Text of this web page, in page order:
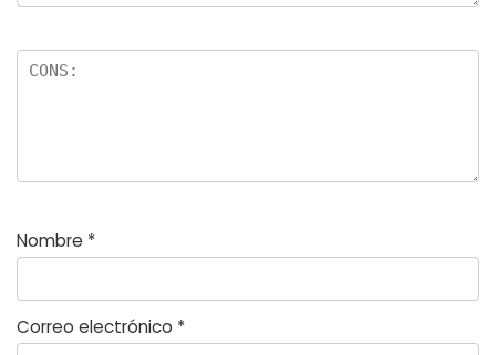
Nombre *
Correo electrónico *